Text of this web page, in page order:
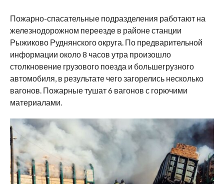
Пожарно-спасательные подразделения работают на
железнодорожном переезде в районе станции
Рыжиково Руднянского округа. По предварительной
информации около 8 часов утра произошло
столкновение грузового поезда и большегрузного
автомобиля, в результате чего загорелись несколько
вагонов. Пожарные тушат 6 вагонов с горючими
материалами.